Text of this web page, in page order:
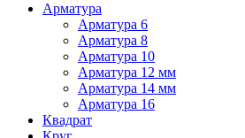
Арматура
Арматура 6
Арматура 8
Арматура 10
Арматура 12 мм
Арматура 14 мм
Арматура 16
Квадрат